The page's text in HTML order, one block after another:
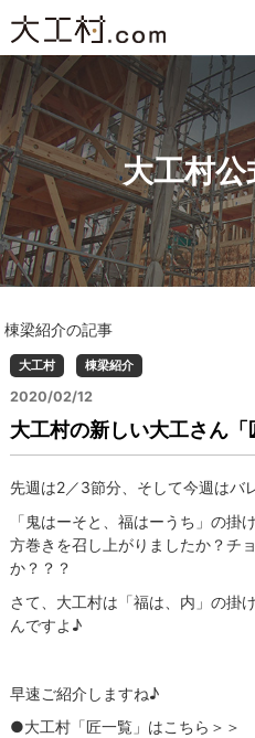
大工村
棟梁紹介の記事
大工村 棟梁紹介
2020/02/12
大工村の新しい大工さん「
先週は2／3節分、そして今週はバ
「鬼はーそと、福はーうち」の掛
方巻きを召し上がりましたか？チ
か？？？
さて、大工村は「福は、内」の掛
んですよ♪
早速ご紹介しますね♪
●大工村「匠一覧」はこちら＞＞